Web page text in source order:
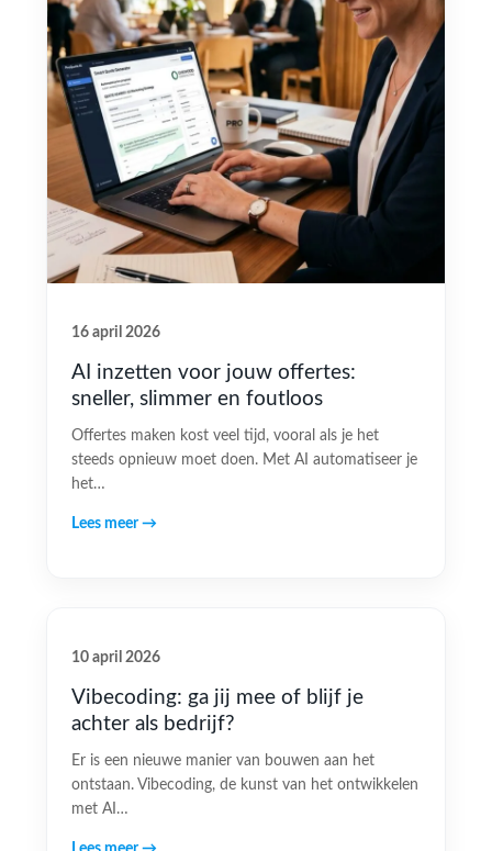
16 april 2026
AI inzetten voor jouw offertes:
sneller, slimmer en foutloos
Offertes maken kost veel tijd, vooral als je het
steeds opnieuw moet doen. Met AI automatiseer je
het…
Lees meer →
10 april 2026
Vibecoding: ga jij mee of blijf je
achter als bedrijf?
Er is een nieuwe manier van bouwen aan het
ontstaan. Vibecoding, de kunst van het ontwikkelen
met AI…